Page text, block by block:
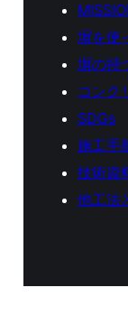
塀を使
塀の持
コンク
SDGs
施工手
技術資
他工法